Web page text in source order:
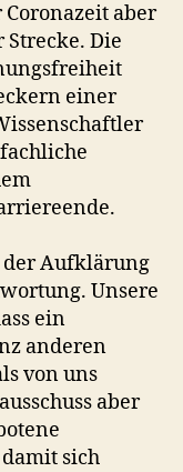
aber
Strecke. Die
einer
der Aufklärung
Unsere
ein
anderen
von uns
aber
sich